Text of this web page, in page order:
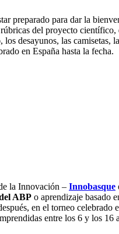
preparado para dar la
rúbricas del proyecto
desayunos, las
en España hasta la fecha.
la Innovación – Innobasque
ABP o aprendizaje basado
en el torneo celebrado
entre los 6 y los